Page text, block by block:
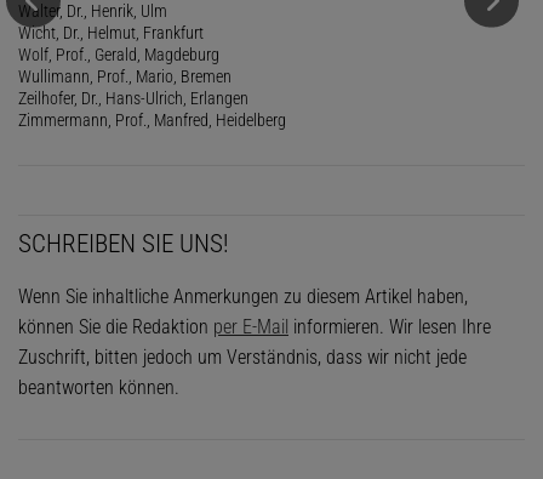
Walter, Dr., Henrik, Ulm
Wicht, Dr., Helmut, Frankfurt
Wolf, Prof., Gerald, Magdeburg
Wullimann, Prof., Mario, Bremen
Zeilhofer, Dr., Hans-Ulrich, Erlangen
Zimmermann, Prof., Manfred, Heidelberg
SCHREIBEN SIE UNS!
Wenn Sie inhaltliche Anmerkungen zu diesem Artikel haben,
können Sie die Redaktion per E-Mail informieren. Wir lesen Ihre
Zuschrift, bitten jedoch um Verständnis, dass wir nicht jede
beantworten können.